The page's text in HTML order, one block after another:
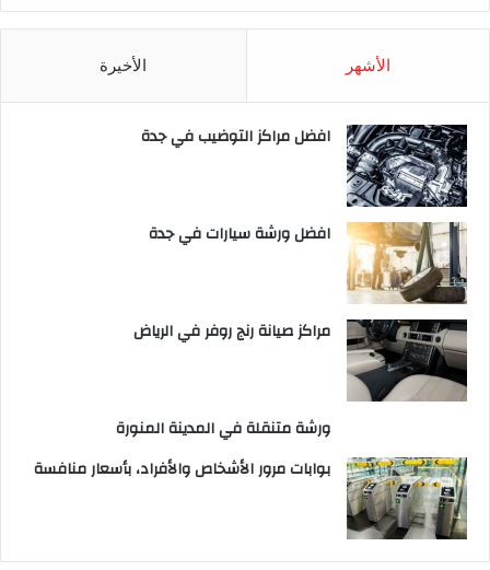
الأشهر الأخيرة
افضل مراكز التوضيب في جدة
افضل ورشة سيارات في جدة
مراكز صيانة رنج روفر في الرياض
ورشة متنقلة في المدينة المنورة
بوابات مرور الأشخاص والأفراد، بأسعار منافسة